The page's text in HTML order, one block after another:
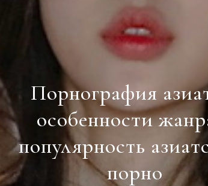
Порнография
особенности
популярность
порно